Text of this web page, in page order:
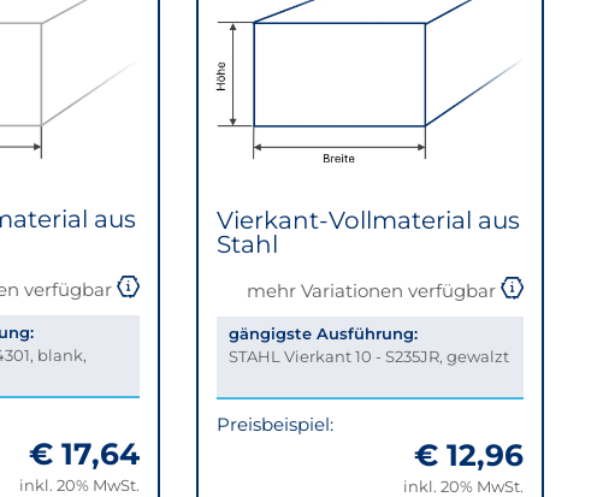
aus
verfügbar
blank,
€ 17,64
inkl. 20% MwSt.
Vierkant-Vollmaterial aus
Stahl
mehr Variationen verfügbar
gängigste Ausführung:
STAHL Vierkant 10 - S235JR, gewalzt
Preisbeispiel:
€ 12,96
inkl. 20% MwSt.